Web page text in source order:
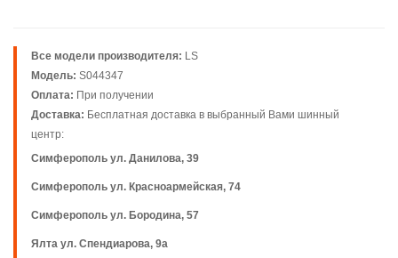
Все модели производителя: LS
Модель: S044347
Оплата: При получении
Доставка: Бесплатная доставка в выбранный Вами шинный
центр:
Симферополь ул. Данилова, 39
Симферополь ул. Красноармейская, 74
Симферополь ул. Бородина, 57
Ялта ул. Спендиарова, 9а